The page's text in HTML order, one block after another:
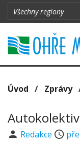
Úvod / Zprávy
Redakce